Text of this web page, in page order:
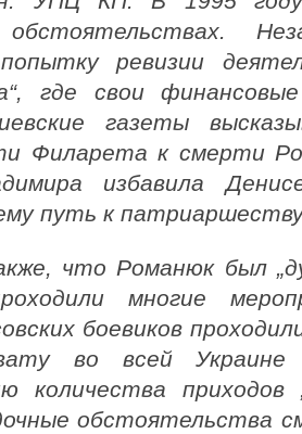
обстоятельствах.
ревизии
где свои
газеты
Филарета к смерти
избавила
путь к
что Романюк был
многие
боевиков
во всей Украине
количества приходов
обстоятельства